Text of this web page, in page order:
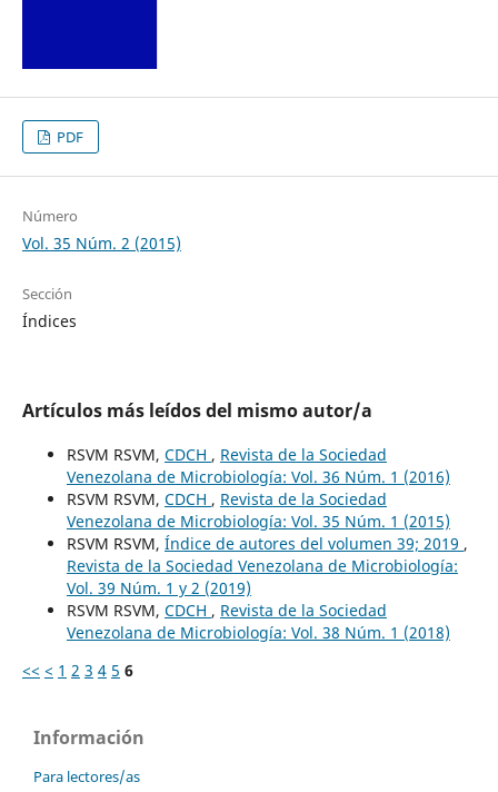
PDF
Número
Vol. 35 Núm. 2 (2015)
Sección
Índices
Artículos más leídos del mismo autor/a
RSVM RSVM, CDCH , Revista de la Sociedad
Venezolana de Microbiología: Vol. 36 Núm. 1 (2016)
RSVM RSVM, CDCH , Revista de la Sociedad
Venezolana de Microbiología: Vol. 35 Núm. 1 (2015)
RSVM RSVM, Índice de autores del volumen 39; 2019 ,
Revista de la Sociedad Venezolana de Microbiología:
Vol. 39 Núm. 1 y 2 (2019)
RSVM RSVM, CDCH , Revista de la Sociedad
Venezolana de Microbiología: Vol. 38 Núm. 1 (2018)
<< < 1 2 3 4 5 6
Información
Para lectores/as